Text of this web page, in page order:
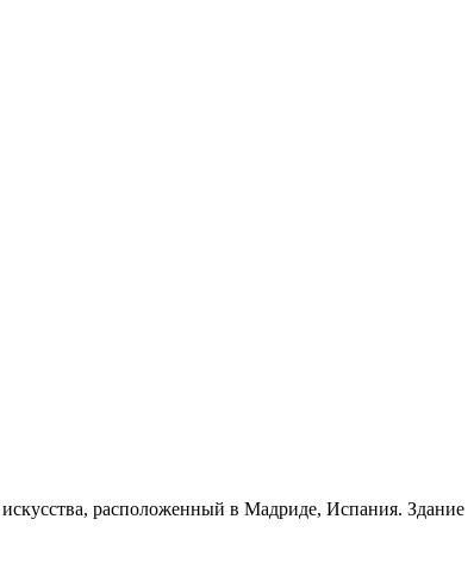
расположенный в Мадриде, Испания. Здание